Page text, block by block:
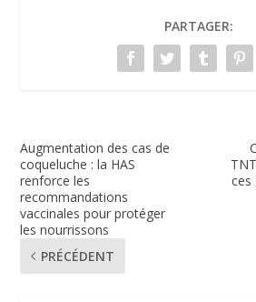
PARTAGER:
Augmentation des cas de
coqueluche : la HAS
renforce les
recommandations
vaccinales pour protéger
les nourrissons
PRÉCÉDENT
ces